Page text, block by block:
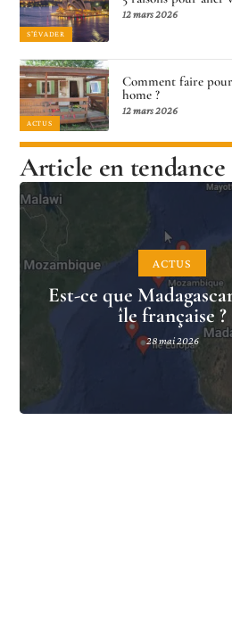
S'ÉVADER
12 mars 2026
ACTUS
Comment faire
home ?
12 mars 2026
Article en tendance
ACTUS
Est-ce que
île française ?
28 mai 2026